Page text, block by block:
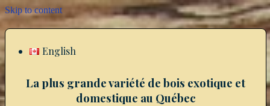
Skip to content
English
La plus grande variété de bois exotique et
domestique au Québec